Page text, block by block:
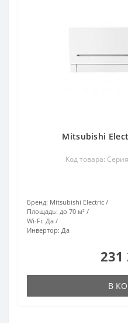
Mitsubishi
Код товара:
Бренд: Mitsubishi Electric
Площадь: до 70 м²
Wi-Fi: Да
Инвертор: Да
231
В